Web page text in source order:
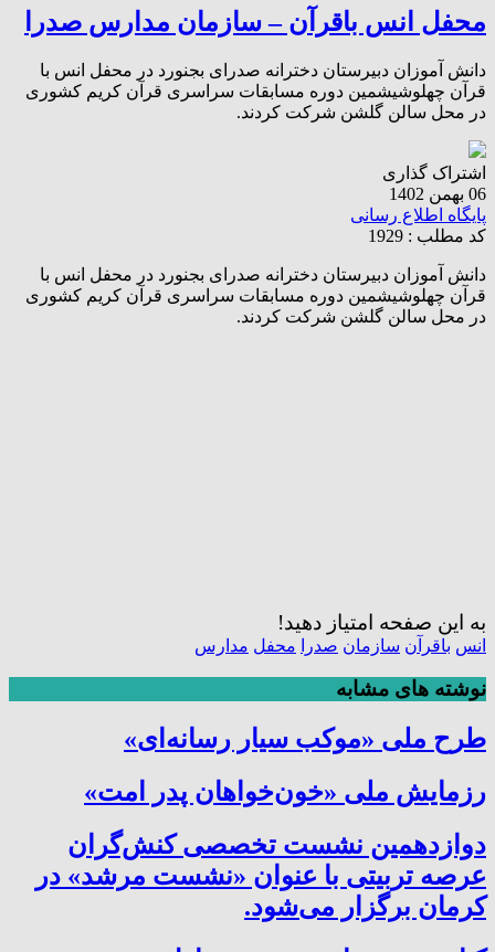
محفل انس باقرآن – سازمان مدارس صدرا
دانش آموزان دبیرستان دخترانه صدرای بجنورد در محفل انس با
قرآن چهلوشیشمین دوره مسابقات سراسری قرآن کریم کشوری
در محل سالن گلشن شرکت کردند.
اشتراک گذاری
06 بهمن 1402
پایگاه اطلاع رسانی
کد مطلب : 1929
دانش آموزان دبیرستان دخترانه صدرای بجنورد در محفل انس با
قرآن چهلوشیشمین دوره مسابقات سراسری قرآن کریم کشوری
در محل سالن گلشن شرکت کردند.
به این صفحه امتیاز دهید!
انس باقرآن سازمان صدرا محفل مدارس
نوشته های مشابه
طرح ملی «موکب سیار رسانه‌ای»
رزمایش ملی «خون‌خواهان پدر امت»
دوازدهمین نشست تخصصی کنش‌گران
عرصه تربیتی با عنوان «نشست مرشد» در
کرمان برگزار می‌شود.